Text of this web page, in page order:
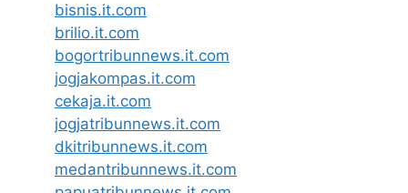
bisnis.it.com
brilio.it.com
bogortribunnews.it.com
jogjakompas.it.com
cekaja.it.com
jogjatribunnews.it.com
dkitribunnews.it.com
medantribunnews.it.com